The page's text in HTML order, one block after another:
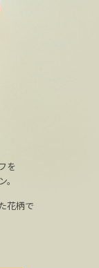
を
花柄で